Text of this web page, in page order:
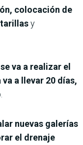
colocación de
y
va a realizar el
a llevar 20 días,
nuevas galerías
el drenaje